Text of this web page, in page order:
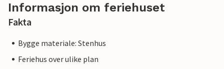
Informasjon om feriehuset
Fakta
Bygge materiale: Stenhus
Feriehus over ulike plan